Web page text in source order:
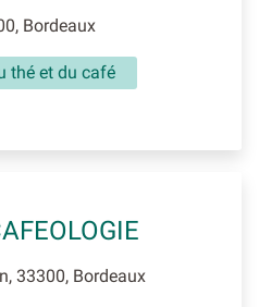
Bordeaux
thé et du café
33300, Bordeaux